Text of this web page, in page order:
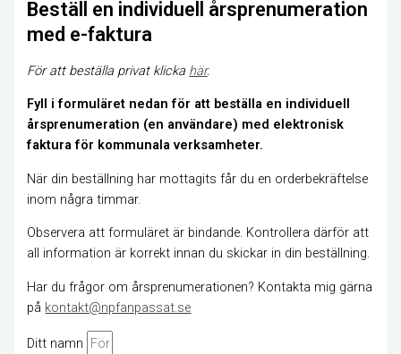
Beställ en individuell årsprenumeration
med e-faktura
För att beställa privat klicka här.
Fyll i formuläret nedan för att beställa en individuell
årsprenumeration (en användare) med elektronisk
faktura för kommunala verksamheter.
När din beställning har mottagits får du en orderbekräftelse
inom några timmar.
Observera att formuläret är bindande. Kontrollera därför att
all information är korrekt innan du skickar in din beställning.
Har du frågor om årsprenumerationen? Kontakta mig gärna
på kontakt@npfanpassat.se
Ditt namn